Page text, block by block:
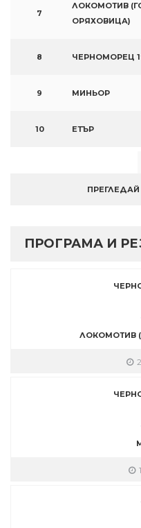
7
ЛОКОМОТИВ
ОРЯХОВИЦА)
8 ЧЕРНОМОРЕЦ
9 МИНЬОР
10 ЕТЪР
ПРОГРАМА И
ЛОКОМОТИВ